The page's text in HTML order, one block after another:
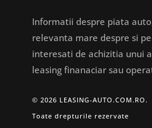
Informatii despre piata
relevanta mare despre si
interesati de achizitia unui
leasing finanaciar sau
© 2026 LEASING-AUTO.COM.RO.
Toate drepturile rezervate